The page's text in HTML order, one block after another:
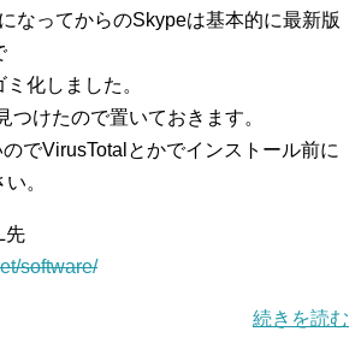
なってからのSkypeは基本的に最新版
化しました。
つけたので置いておきます。
でVirusTotalとかでインストール前に
。
先
software/
続きを読む